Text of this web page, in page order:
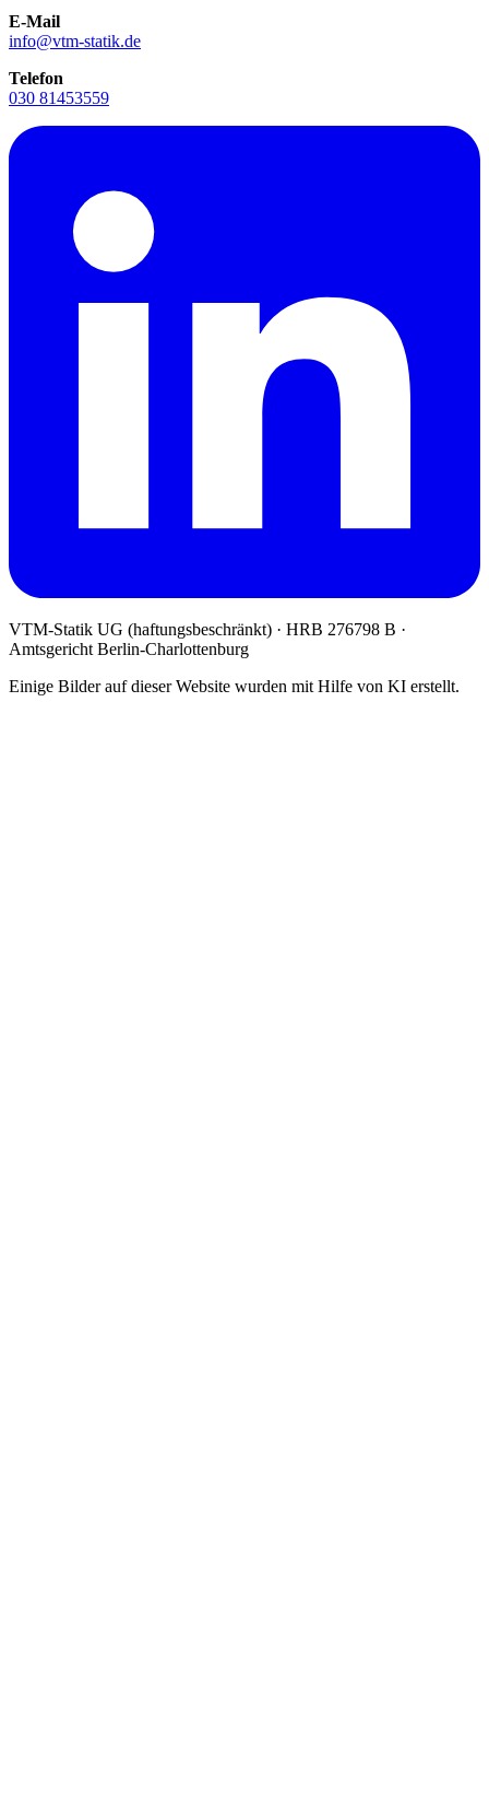
E-Mail
info@vtm-statik.de
Telefon
030 81453559
VTM-Statik UG (haftungsbeschränkt) · HRB 276798 B ·
Amtsgericht Berlin-Charlottenburg
Einige Bilder auf dieser Website wurden mit Hilfe von KI erstellt.